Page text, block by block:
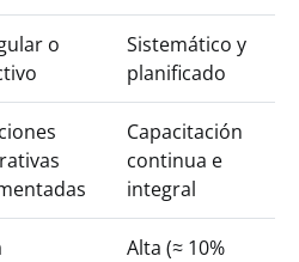
o
Sistemático y
planificado
Capacitación
continua e
integral
Alta (≈ 10%